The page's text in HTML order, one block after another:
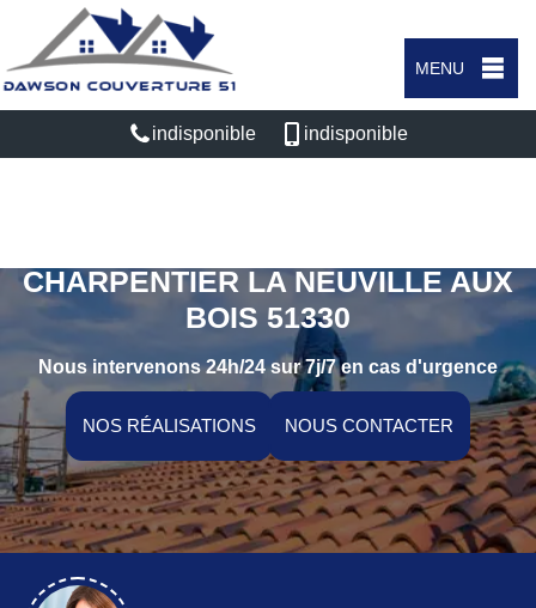
MENU
indisponible indisponible
CHARPENTIER LA NEUVILLE AUX
BOIS 51330
Nous intervenons 24h/24 sur 7j/7 en cas d'urgence
NOS RÉALISATIONS NOUS CONTACTER